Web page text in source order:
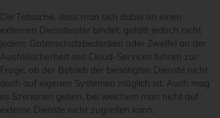
Die Tatsache, dass man sich dabei an einen
externen Dienstleister bindet, gefällt jedoch nicht
jedem: Datenschutzbedenken oder Zweifel an der
Ausfallsicherheit des Cloud-Services führen zur
Frage, ob der Betrieb der benötigten Dienste nicht
auch auf eigenen Systemen möglich ist. Auch mag
es Szenarien geben, bei welchem man nicht auf
externe Dienste nicht zugreifen kann.